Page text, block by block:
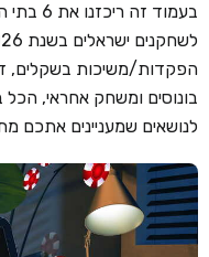
בעמוד
הפקדות/משיכות בשקלים,
בונוסים ומשחק אחראי,
לנושאים שמעניינים אתכם